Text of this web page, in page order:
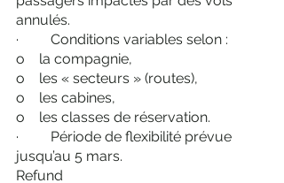
annulés.
·         Conditions variables selon :
o    la compagnie,
o    les « secteurs » (routes),
o    les cabines,
o    les classes de réservation.
·         Période de flexibilité prévue
jusqu’au 5 mars.
Refund